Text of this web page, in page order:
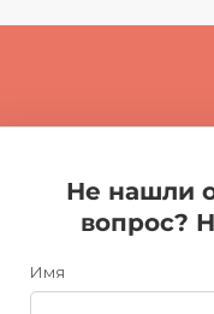
Не нашли
вопрос?
Имя